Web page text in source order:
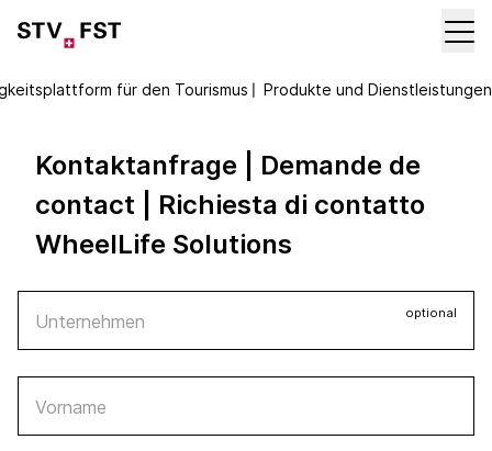
für den Tourismus〡 Produkte und Dienstleistungen
Kontaktanfrage | Demande de
contact | Richiesta di contatto
WheelLife Solutions
Unternehmen optional
Vorname